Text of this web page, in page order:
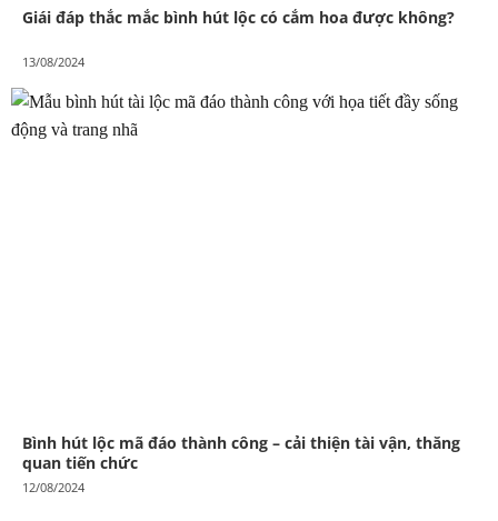
Giái đáp thắc mắc bình hút lộc có cắm hoa được không?
13/08/2024
Bình hút lộc mã đáo thành công – cải thiện tài vận, thăng
quan tiến chức
12/08/2024